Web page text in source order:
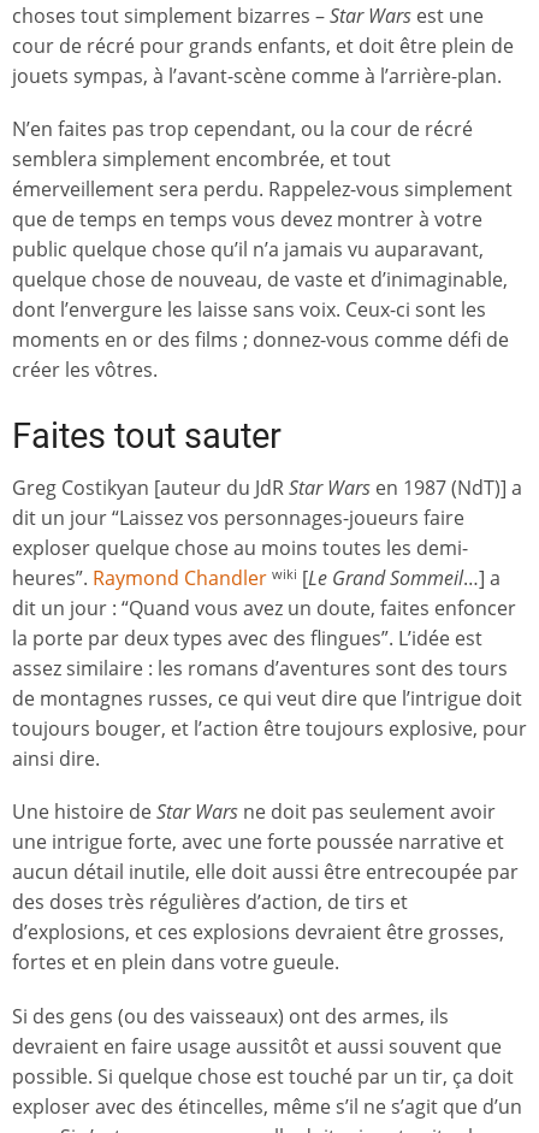
choses tout simplement bizarres –Star Wars est une
cour de récré pour grands enfants, et doit être plein de
jouets sympas, à l’avant-scène comme à l’arrière-plan.
N’en faites pas trop cependant, ou la cour de récré
semblera simplement encombrée, et tout
émerveillement sera perdu. Rappelez-vous simplement
que de temps en temps vous devez montrer à votre
public quelque chose qu’il n’a jamais vu auparavant,
quelque chose de nouveau, de vaste et d’inimaginable,
dont l’envergure les laisse sans voix. Ceux-ci sont les
moments en or des films ; donnez-vous comme défi de
créer les vôtres.
Faites tout sauter
Greg Costikyan [auteur du JdRStar Wars en 1987 (NdT)] a
dit un jour “Laissez vos personnages-joueurs faire
exploser quelque chose au moins toutes les demi-
heures”. Raymond Chandler wiki [Le Grand Sommeil…] a
dit un jour : “Quand vous avez un doute, faites enfoncer
la porte par deux types avec des flingues”. L’idée est
assez similaire : les romans d’aventures sont des tours
de montagnes russes, ce qui veut dire que l’intrigue doit
toujours bouger, et l’action être toujours explosive, pour
ainsi dire.
Une histoire deStar Wars ne doit pas seulement avoir
une intrigue forte, avec une forte poussée narrative et
aucun détail inutile, elle doit aussi être entrecoupée par
des doses très régulières d’action, de tirs et
d’explosions, et ces explosions devraient être grosses,
fortes et en plein dans votre gueule.
Si des gens (ou des vaisseaux) ont des armes, ils
devraient en faire usage aussitôt et aussi souvent que
possible. Si quelque chose est touché par un tir, ça doit
exploser avec des étincelles, même s’il ne s’agit que d’un